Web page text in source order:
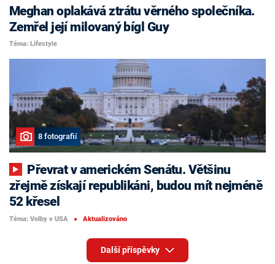
Meghan oplakává ztrátu věrného společníka.
Zemřel její milovaný bígl Guy
Téma: Lifestyle
8 fotografií
zřejmě získají republikáni, budou mít nejméně
52 křesel
Téma: Volby v USA ■ Aktualizováno
Další příspěvky